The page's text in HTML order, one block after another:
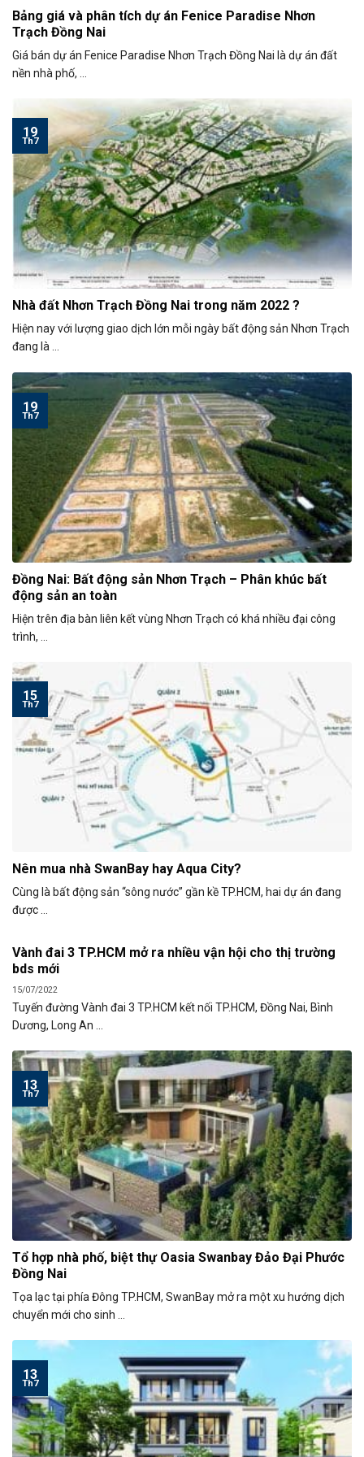
Bảng giá và phân tích dự án Fenice Paradise Nhơn
Trạch Đồng Nai
Giá bán dự án Fenice Paradise Nhơn Trạch Đồng Nai là dự án đất
nền nhà phố, ...
Nhà đất Nhơn Trạch Đồng Nai trong năm 2022 ?
Hiện nay với lượng giao dịch lớn mỗi ngày bất động sản Nhơn Trạch
đang là ...
19
Th7
Đồng Nai: Bất động sản Nhơn Trạch – Phân khúc bất
động sản an toàn
Hiện trên địa bàn liên kết vùng Nhơn Trạch có khá nhiều đại công
trình, ...
19
Th7
Nên mua nhà SwanBay hay Aqua City?
Cùng là bất động sản “sông nước” gần kề TP.HCM, hai dự án đang
được ...
15
Th7
Vành đai 3 TP.HCM mở ra nhiều vận hội cho thị trường
bds mới
15/07/2022
Tuyến đường Vành đai 3 TP.HCM kết nối TP.HCM, Đồng Nai, Bình
Dương, Long An ...
Tổ hợp nhà phố, biệt thự Oasia Swanbay Đảo Đại Phước
Đồng Nai
Tọa lạc tại phía Đông TP.HCM, SwanBay mở ra một xu hướng dịch
chuyển mới cho sinh ...
13
Th7
13
Th7